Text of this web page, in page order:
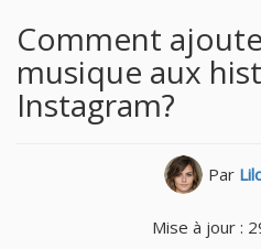
Comment
musique aux
Instagram?
Par
Mise à jour :